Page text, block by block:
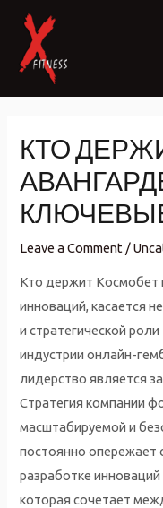
content
КТО
Leave a Comment /
Кто держит Космобет
инноваций, касается
и стратегической
индустрии онлайн-
лидерство является
Стратегия компании
масштабируемой и
постоянно опережает
разработке
которая сочетает